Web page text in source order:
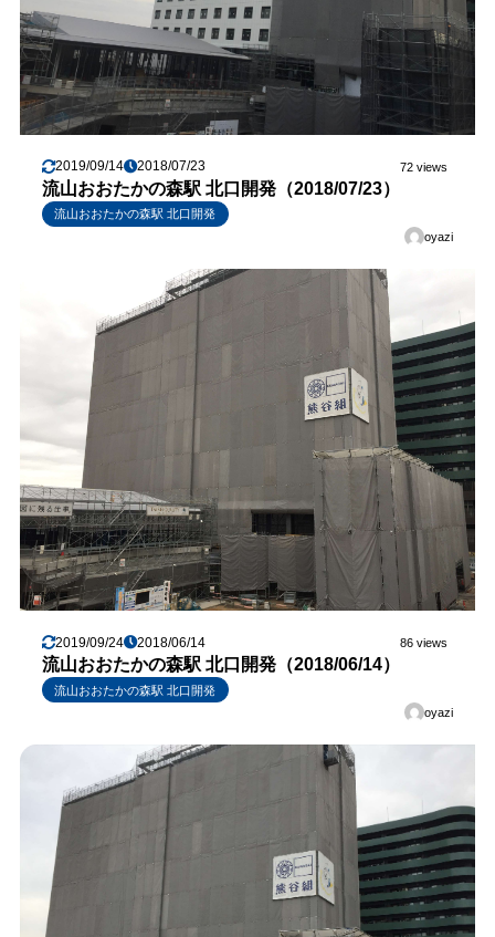
2019/09/14 2018/07/23 72 views
流山おおたかの森駅 北口開発（2018/07/23）
流山おおたかの森駅 北口開発
oyazi
2019/09/24 2018/06/14 86 views
流山おおたかの森駅 北口開発（2018/06/14）
流山おおたかの森駅 北口開発
oyazi